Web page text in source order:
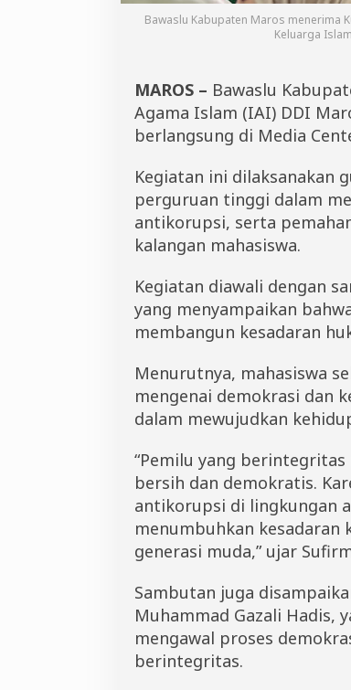
a
s
w
a
H
k
u
K
e
a
r
g
a
s
l
m
A
I
D
D
I
Bawaslu Kabupaten Maros menerima
Keluarga
MAROS – Bawaslu
Agama Islam (IAI) DDI
berlangsung di Media
Kegiatan ini dilaksanakan
perguruan tinggi dalam
antikorupsi, serta
kalangan mahasiswa.
Kegiatan diawali dengan
yang menyampaikan
membangun kesadaran
Menurutnya, mahasiswa
mengenai demokrasi dan
dalam mewujudkan
“Pemilu yang
bersih dan demokratis.
antikorupsi di lingkungan
menumbuhkan kesadaran
generasi muda,” ujar
Sambutan juga
Muhammad Gazali Hadis,
mengawal proses
berintegritas.